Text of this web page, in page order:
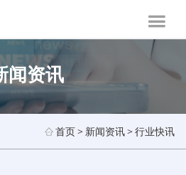
闻资讯
首页> 新闻资讯>行业快讯